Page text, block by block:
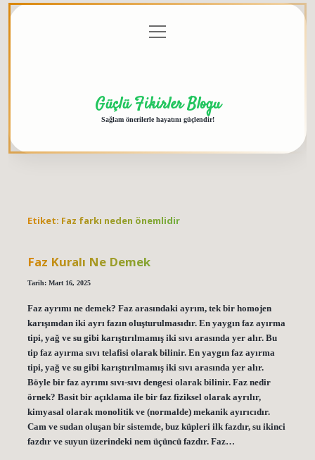
menüyü
aç
Güçlü Fikirler Blogu
Sağlam önerilerle hayatını güçlendir!
Etiket: Faz farkı neden önemlidir
Faz Kuralı Ne Demek
Tarih: Mart 16, 2025
Faz ayrımı ne demek? Faz arasındaki ayrım, tek bir homojen
karışımdan iki ayrı fazın oluşturulmasıdır. En yaygın faz ayırma
tipi, yağ ve su gibi karıştırılmamış iki sıvı arasında yer alır. Bu
tip faz ayırma sıvı telafisi olarak bilinir. En yaygın faz ayırma
tipi, yağ ve su gibi karıştırılmamış iki sıvı arasında yer alır.
Böyle bir faz ayrımı sıvı-sıvı dengesi olarak bilinir. Faz nedir
örnek? Basit bir açıklama ile bir faz fiziksel olarak ayrılır,
kimyasal olarak monolitik ve (normalde) mekanik ayırıcıdır.
Cam ve sudan oluşan bir sistemde, buz küpleri ilk fazdır, su ikinci
fazdır ve suyun üzerindeki nem üçüncü fazdır. Faz…